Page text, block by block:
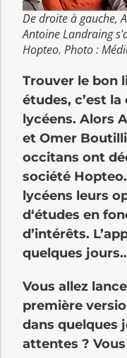
De droite à gauche,
Antoine Landraing
Hopteo. Photo :
Trouver le bon
études, c’est
lycéens. Alors
et Omer
occitans ont
société
lycéens leurs
d‘études en
d’intérêts.
quelques
Vous allez
première
dans quelques
attentes ?